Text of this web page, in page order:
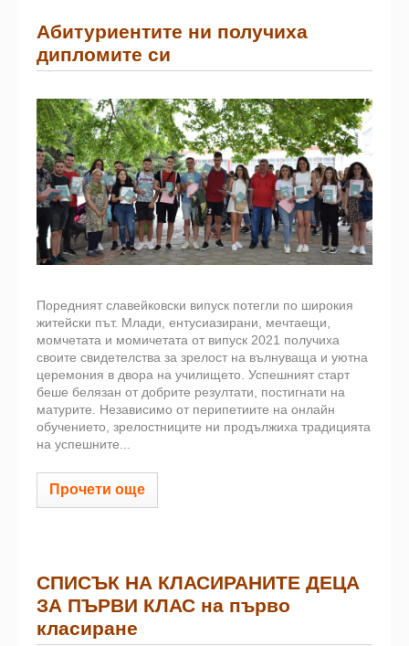
Абитуриентите ни получиха
дипломите си
Поредният славейковски випуск потегли по широкия
житейски път. Млади, ентусиазирани, мечтаещи,
момчетата и момичетата от випуск 2021 получиха
своите свидетелства за зрелост на вълнуваща и уютна
церемония в двора на училището. Успешният старт
беше белязан от добрите резултати, постигнати на
матурите. Независимо от перипетиите на онлайн
обучението, зрелостниците ни продължиха традицията
на успешните...
Прочети още
СПИСЪК НА КЛАСИРАНИТЕ ДЕЦА
ЗА ПЪРВИ КЛАС на първо
класиране